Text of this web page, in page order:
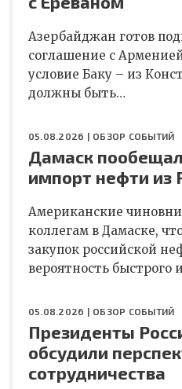
Азербайджан готов
соглашение с
условие Баку – из
должны быть…
05.08.2026 | ОБЗОР СОБЫТИЙ
Дамаск
импорт нефти из
Американские
коллегам в Дамаске,
закупок российской
вероятность быстрого
05.08.2026 | ОБЗОР СОБЫТИЙ
Президенты
обсудили
сотрудничества